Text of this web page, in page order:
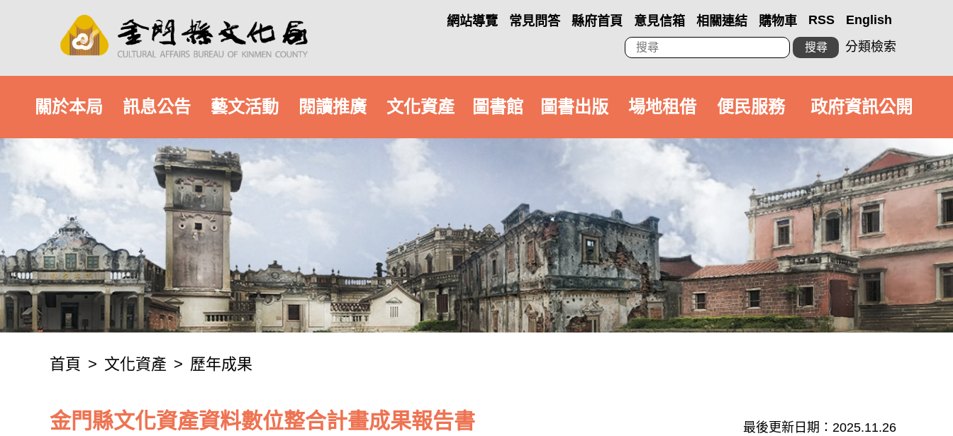
網站導覽 常見問答 縣府首頁 意見信箱 相關連結 購物車 RSS English
搜尋 分類檢索
關於本局 訊息公告 藝文活動 閱讀推廣 文化資產 圖書館 圖書出版 場地租借 便民服務 政府資訊公開
首頁 > 文化資產 > 歷年成果
金門縣文化資產資料數位整合計畫成果報告書 最後更新日期：2025.11.26